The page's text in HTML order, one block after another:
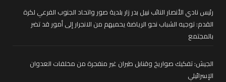
رئيس نادي الأنصار النائب نبيل بدر زار بلدية صور واتحاد الجنوب الفرعي لكرة
القدم: توجيه الشباب نحو الرياضة يحميهم من الانجرار إلى أمور قد تضر
بالمجتمع
الجيش: تفكيك صواريخ وقنابل طيران غير منفجرة من مخلفات العدوان
الإسرائيلي